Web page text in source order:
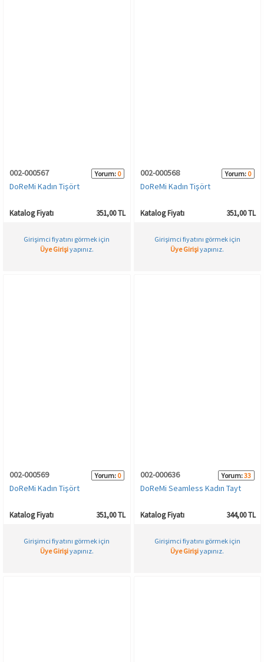
002-000567 Yorum: 0
DoReMi Kadın Tişört
Katalog Fiyatı 351,00 TL
Girişimci fiyatını görmek için
Üye Girişiyapınız.
002-000568 Yorum: 0
DoReMi Kadın Tişört
Katalog Fiyatı 351,00 TL
Girişimci fiyatını görmek için
Üye Girişiyapınız.
002-000569 Yorum: 0
DoReMi Kadın Tişört
Katalog Fiyatı 351,00 TL
Girişimci fiyatını görmek için
Üye Girişiyapınız.
002-000636 Yorum:33
DoReMi Seamless Kadın Tayt
Katalog Fiyatı 344,00 TL
Girişimci fiyatını görmek için
Üye Girişiyapınız.